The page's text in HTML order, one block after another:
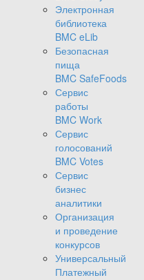
Электронная
библиотека
BMC eLib
Безопасная
пища
BMC SafeFoods
Сервис
работы
BMC Work
Сервис
голосований
BMC Votes
Сервис
бизнес
аналитики
Организация
и проведение
конкурсов
Универсальный
Платежный